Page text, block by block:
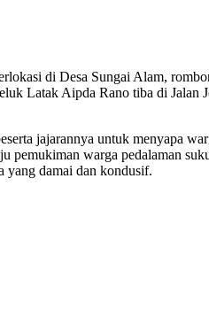
di Desa Sungai Alam,
Latak Aipda Rano tiba di Jalan
jajarannya untuk menyapa
warga pedalaman
yang damai dan kondusif.